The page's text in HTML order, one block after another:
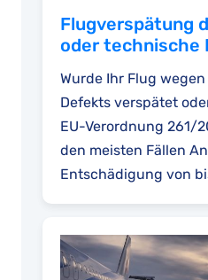
Flugverspätung
oder technische
Wurde Ihr Flug
Defekts verspätet
EU-Verordnung 261/
den meisten Fällen
Entschädigung von